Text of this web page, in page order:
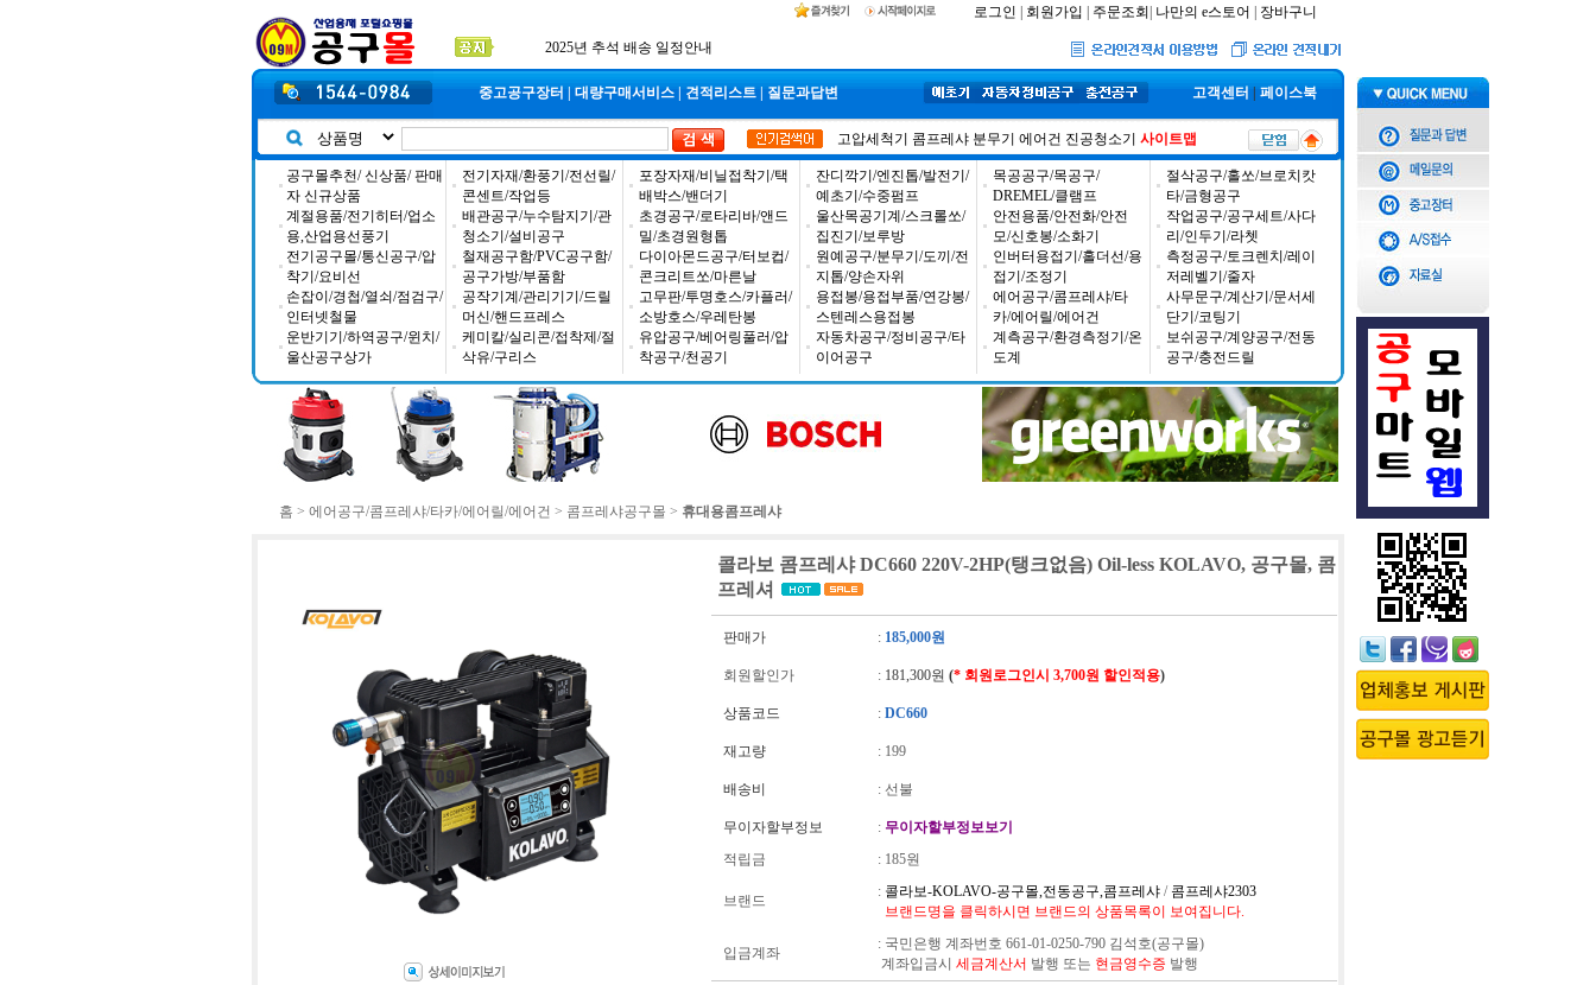
로그인 회원가입 주문조회 나만의 e스토어 장바구니
2025년 추석 배송 일정안내
중고공구장터 대량구매서비스 견적리스트 질문과답변 고객센터 페이스북
고압세척기 콤프레샤 분무기 에어건 진공청소기 사이트맵
공구몰추천/ 신상품/ 판매
자 신규상품
계절용품/전기히터/업소
용,산업용선풍기
전기공구몰/통신공구/압
착기/요비선
손잡이/경첩/열쇠/점검구/
인터넷철물
운반기기/하역공구/윈치/
울산공구상가
전기자재/환풍기/전선릴/
콘센트/작업등
배관공구/누수탐지기/관
청소기/설비공구
철재공구함/PVC공구함/
공구가방/부품함
공작기계/관리기기/드릴
머신/핸드프레스
케미칼/실리콘/접착제/절
삭유/구리스
포장자재/비닐접착기/택
배박스/밴더기
초경공구/로타리바/앤드
밀/초경원형톱
다이아몬드공구/터보컵/
콘크리트쏘/마른날
고무판/투명호스/카플러/
소방호스/우레탄봉
유압공구/베어링풀러/압
착공구/천공기
잔디깍기/엔진톱/발전기/
예초기/수중펌프
울산목공기계/스크롤쏘/
집진기/보루방
원예공구/분무기/도끼/전
지톱/양손자위
용접봉/용접부품/연강봉/
스텐레스용접봉
자동차공구/정비공구/타
이어공구
목공공구/목공구/
DREMEL/클램프
안전용품/안전화/안전
모/신호봉/소화기
인버터용접기/홀더선/용
접기/조정기
에어공구/콤프레샤/타
카/에어릴/에어건
계측공구/환경측정기/온
도계
절삭공구/홀쏘/브로치캇
타/금형공구
작업공구/공구세트/사다
리/인두기/라쳇
측정공구/토크렌치/레이
저레벨기/줄자
사무문구/계산기/문서세
단기/코팅기
보쉬공구/계양공구/전동
공구/충전드릴
홈 > 에어공구/콤프레샤/타카/에어릴/에어건 > 콤프레샤공구몰 > 휴대용콤프레샤
콜라보 콤프레샤 DC660 220V-2HP(탱크없음) Oil-less KOLAVO, 공구몰, 콤
프레셔
판매가 : 185,000원
회원할인가 : 181,300원 (* 회원로그인시 3,700원 할인적용)
상품코드 : DC660
재고량 : 199
배송비 : 선불
무이자할부정보 : 무이자할부정보보기
적립금
: 185원
브랜드
: 콜라보-KOLAVO-공구몰,전동공구,콤프레샤 / 콤프레샤2303
브랜드명을 클릭하시면 브랜드의 상품목록이 보여집니다.
입금계좌
: 국민은행 계좌번호 661-01-0250-790 김석호(공구몰)
계좌입금시 세금계산서 발행 또는 현금영수증 발행